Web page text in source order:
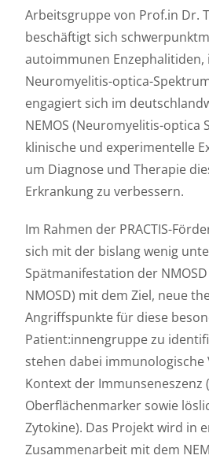
Arbeitsgruppe von Prof.in Dr.
beschäftigt sich
autoimmunen Enzephalitiden,
Neuromyelitis-optica-
engagiert sich im
NEMOS (Neuromyelitis-optica
klinische und experimentelle
um Diagnose und Therapie
Erkrankung zu verbessern.
Im Rahmen der PRACTIS-
sich mit der bislang wenig
Spätmanifestation der
NMOSD) mit dem Ziel, neue
Angriffspunkte für diese
Patient:innengruppe zu
stehen dabei
Kontext der Immunseneszenz
Oberflächenmarker sowie
Zytokine). Das Projekt wird in
Zusammenarbeit mit dem